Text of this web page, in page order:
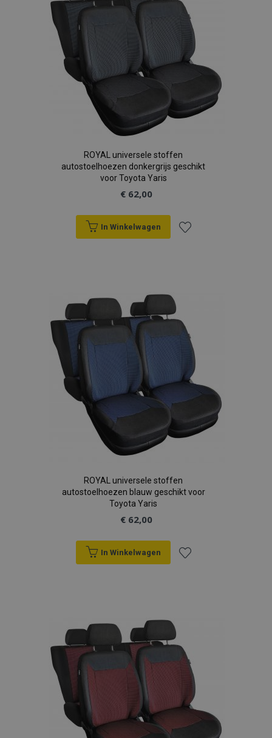
verlanglijst
ROYAL universele stoffen
autostoelhoezen donkergrijs geschikt
voor Toyota Yaris
€ 62,00
In Winkelwagen
verlanglijst
ROYAL universele stoffen
autostoelhoezen blauw geschikt voor
Toyota Yaris
€ 62,00
In Winkelwagen
verlanglijst